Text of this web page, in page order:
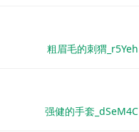
粗眉毛的刺猬_r5Yeh
强健的手套_dSeM4C